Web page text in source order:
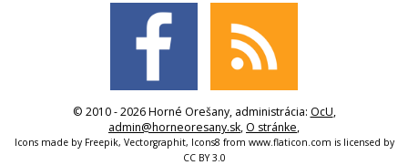
© 2010 - 2026 Horné Orešany, administrácia: OcU,
admin@horneoresany.sk, O stránke,
Icons made by Freepik, Vectorgraphit, Icons8 from www.flaticon.com is licensed by
CC BY 3.0